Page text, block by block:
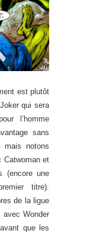
est plutôt
qui sera
l’homme
sans
mais notons
Catwoman et
(encore une
titre).
de la ligue
avec Wonder
que les